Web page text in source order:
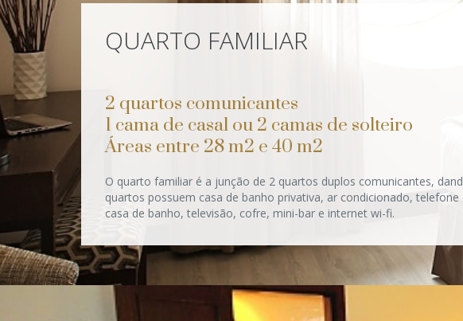
QUARTO FAMILIAR
2 quartos comunicantes
1 cama de casal ou 2 camas de solteiro
Áreas entre 28 m2 e 40 m2
O quarto familiar é a junção de 2 quartos duplos comunicantes,
quartos possuem casa de banho privativa, ar condicionado,
casa de banho, televisão, cofre, mini-bar e internet wi-fi.